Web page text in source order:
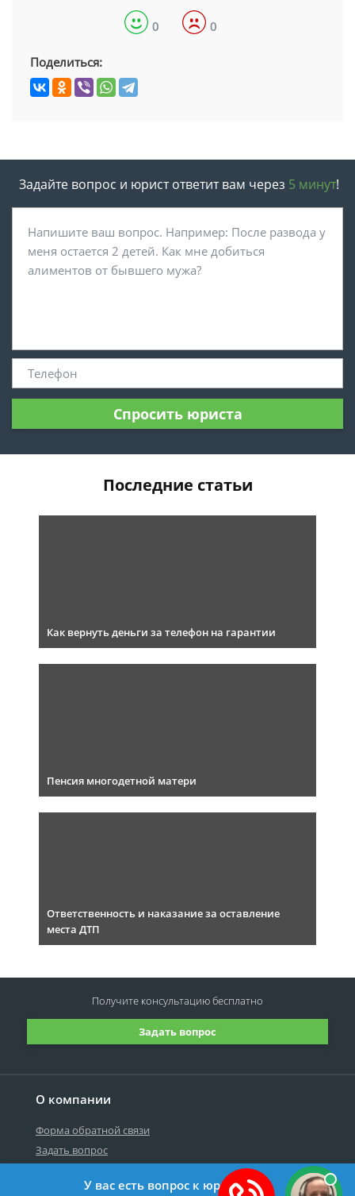
0 0
Поделиться:
Задайте вопрос и юрист ответит вам через 5 минут!
Спросить юриста
Последние статьи
Как вернуть деньги за телефон на гарантии
Пенсия многодетной матери
Ответственность и наказание за оставление
места ДТП
О компании
Форма обратной связи
Задать вопрос
Задать вопрос
Получите консультациюбесплатно
У вас есть вопрос к юристу?